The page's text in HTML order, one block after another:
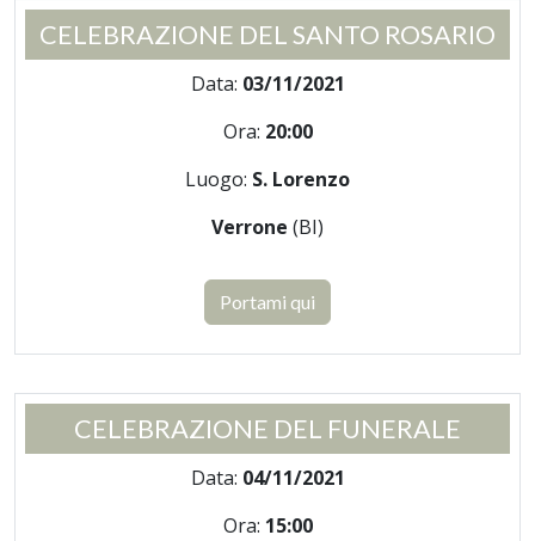
CELEBRAZIONE DEL SANTO ROSARIO
Data: 03/11/2021
Ora: 20:00
Luogo: S. Lorenzo
Verrone (BI)
Portami qui
CELEBRAZIONE DEL FUNERALE
Data: 04/11/2021
Ora: 15:00